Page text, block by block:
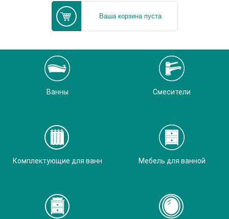
Ваша корзина пуста
Ванны Смесители
Комплектующие для ванн Мебель для ванной